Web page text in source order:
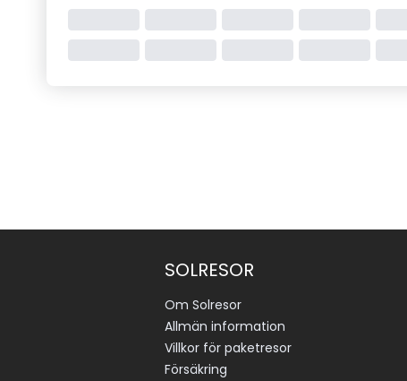
SOLRESOR
Om Solresor
Allmän information
Villkor för paketresor
Försäkring